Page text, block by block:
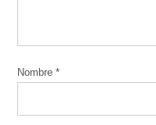
Nombre*